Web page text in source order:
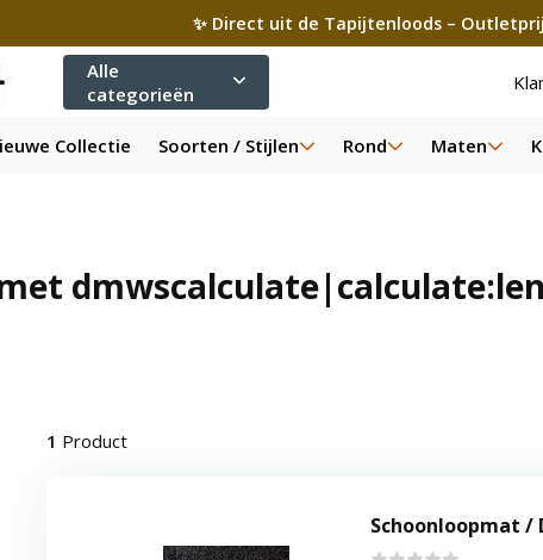
✨ Direct uit de Tapijtenloods –
Alle
categorieën
Collectie Soorten / Stijlen Rond Maten
1 Product
Schoonloopmat /